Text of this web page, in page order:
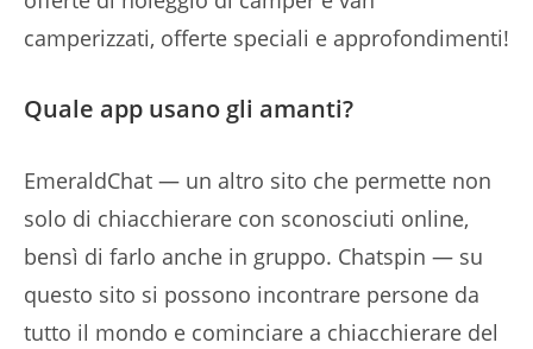
camperizzati, offerte speciali e approfondimenti!
Quale app usano gli amanti?
EmeraldChat — un altro sito che permette non
solo di chiacchierare con sconosciuti online,
bensì di farlo anche in gruppo. Chatspin — su
questo sito si possono incontrare persone da
tutto il mondo e cominciare a chiacchierare del